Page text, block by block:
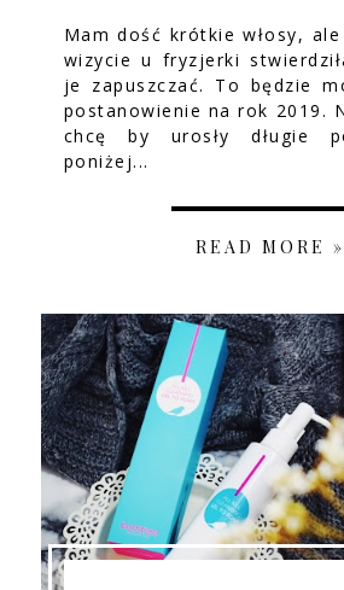
Mam dość krótkie włosy,
wizycie u fryzjerki
je zapuszczać. To będzie
postanowienie na rok 2019.
chcę by urosły długie
poniżej...
READ MORE »